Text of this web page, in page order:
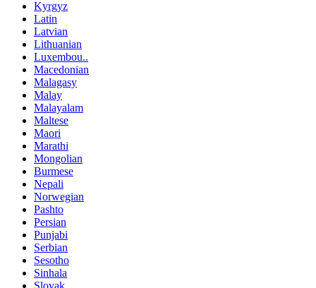
Kyrgyz
Latin
Latvian
Lithuanian
Luxembou..
Macedonian
Malagasy
Malay
Malayalam
Maltese
Maori
Marathi
Mongolian
Burmese
Nepali
Norwegian
Pashto
Persian
Punjabi
Serbian
Sesotho
Sinhala